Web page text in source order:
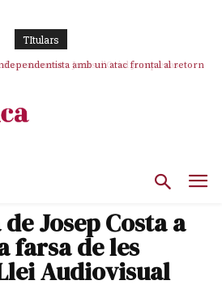
TItulars
amb un atac frontal al retorn
Josep Costa a
farsa de les
Audiovisual